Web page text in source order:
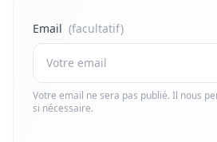
Email (facultatif)
Votre email ne sera pas publié. Il nous
si nécessaire.